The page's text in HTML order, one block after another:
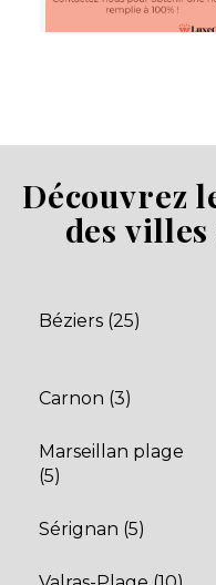
Découvrir
Eden Camping
Découvrez
des
Béziers (25)
Carnon (3)
Marseillan plage
(5)
Sérignan (5)